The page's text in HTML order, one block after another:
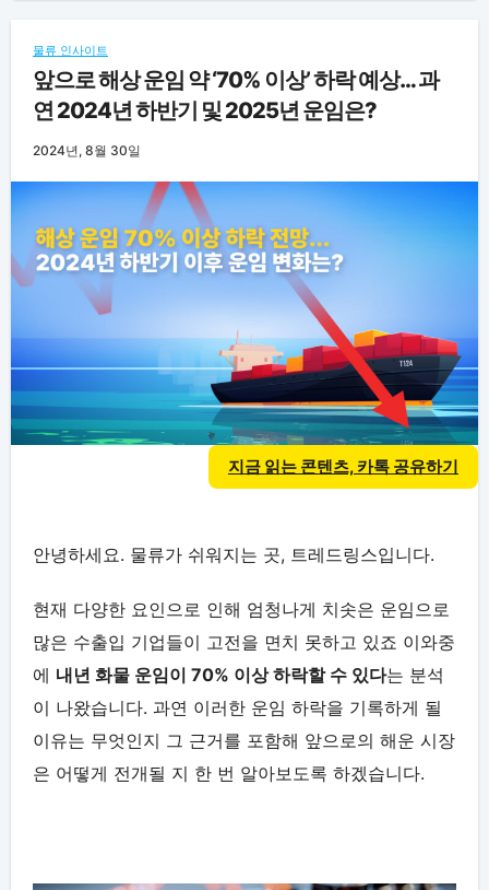
물류 인사이트
앞으로 해상 운임 약 ‘70% 이상’ 하락 예상… 과
연 2024년 하반기 및 2025년 운임은?
2024년, 8월 30일
지금 읽는 콘텐츠, 카톡 공유하기
안녕하세요. 물류가 쉬워지는 곳, 트레드링스입니다.
현재 다양한 요인으로 인해 엄청나게 치솟은 운임으로
많은 수출입 기업들이 고전을 면치 못하고 있죠 이와중
에 내년 화물 운임이 70% 이상 하락할 수 있다는 분석
이 나왔습니다. 과연 이러한 운임 하락을 기록하게 될
이유는 무엇인지 그 근거를 포함해 앞으로의 해운 시장
은 어떻게 전개될 지 한 번 알아보도록 하겠습니다.